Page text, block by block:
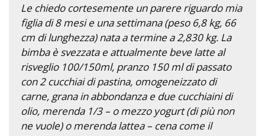
Le chiedo cortesemente un parere riguardo mia
figlia di 8 mesi e una settimana (peso 6,8 kg, 66
cm di lunghezza) nata a termine a 2,830 kg. La
bimba è svezzata e attualmente beve latte al
risveglio 100/150ml, pranzo 150 ml di passato
con 2 cucchiai di pastina, omogeneizzato di
carne, grana in abbondanza e due cucchiaini di
olio, merenda 1/3 – o mezzo yogurt (di più non
ne vuole) o merenda lattea – cena come il